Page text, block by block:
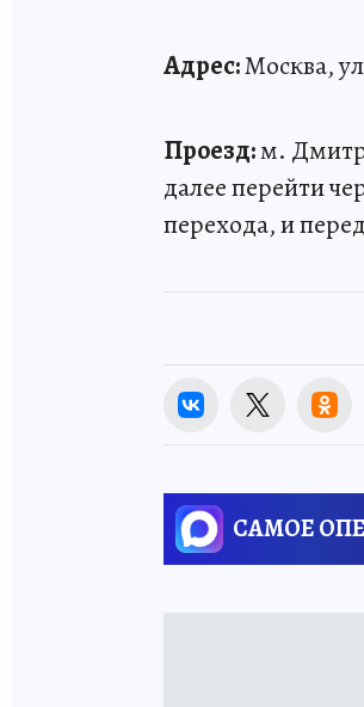
Адрес:Москва,
Проезд:м.
далее перейти
перехода, и
САМОЕ